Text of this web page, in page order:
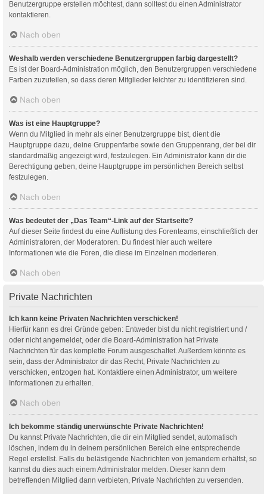
Benutzergruppe erstellen möchtest, dann solltest du einen Administrator
kontaktieren.
Nach oben
Weshalb werden verschiedene Benutzergruppen farbig dargestellt?
Es ist der Board-Administration möglich, den Benutzergruppen verschiedene
Farben zuzuteilen, so dass deren Mitglieder leichter zu identifizieren sind.
Nach oben
Was ist eine Hauptgruppe?
Wenn du Mitglied in mehr als einer Benutzergruppe bist, dient die
Hauptgruppe dazu, deine Gruppenfarbe sowie den Gruppenrang, der bei dir
standardmäßig angezeigt wird, festzulegen. Ein Administrator kann dir die
Berechtigung geben, deine Hauptgruppe im persönlichen Bereich selbst
festzulegen.
Nach oben
Was bedeutet der „Das Team“-Link auf der Startseite?
Auf dieser Seite findest du eine Auflistung des Forenteams, einschließlich der
Administratoren, der Moderatoren. Du findest hier auch weitere
Informationen wie die Foren, die diese im Einzelnen moderieren.
Nach oben
Private Nachrichten
Ich kann keine Privaten Nachrichten verschicken!
Hierfür kann es drei Gründe geben: Entweder bist du nicht registriert und /
oder nicht angemeldet, oder die Board-Administration hat Private
Nachrichten für das komplette Forum ausgeschaltet. Außerdem könnte es
sein, dass der Administrator dir das Recht, Private Nachrichten zu
verschicken, entzogen hat. Kontaktiere einen Administrator, um weitere
Informationen zu erhalten.
Nach oben
Ich bekomme ständig unerwünschte Private Nachrichten!
Du kannst Private Nachrichten, die dir ein Mitglied sendet, automatisch
löschen, indem du in deinem persönlichen Bereich eine entsprechende
Regel erstellst. Falls du belästigende Nachrichten von jemandem erhältst, so
kannst du dies auch einem Administrator melden. Dieser kann dem
betreffenden Mitglied dann verbieten, Private Nachrichten zu versenden.